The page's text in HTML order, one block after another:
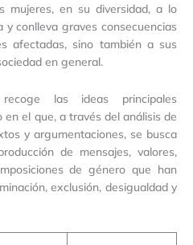
mujeres, en su diversidad, a lo
conlleva graves consecuencias
afectadas, sino también a sus
en general.
las ideas principales
el que, a través del análisis de
y argumentaciones, se busca
de mensajes, valores,
de género que han
exclusión, desigualdad y